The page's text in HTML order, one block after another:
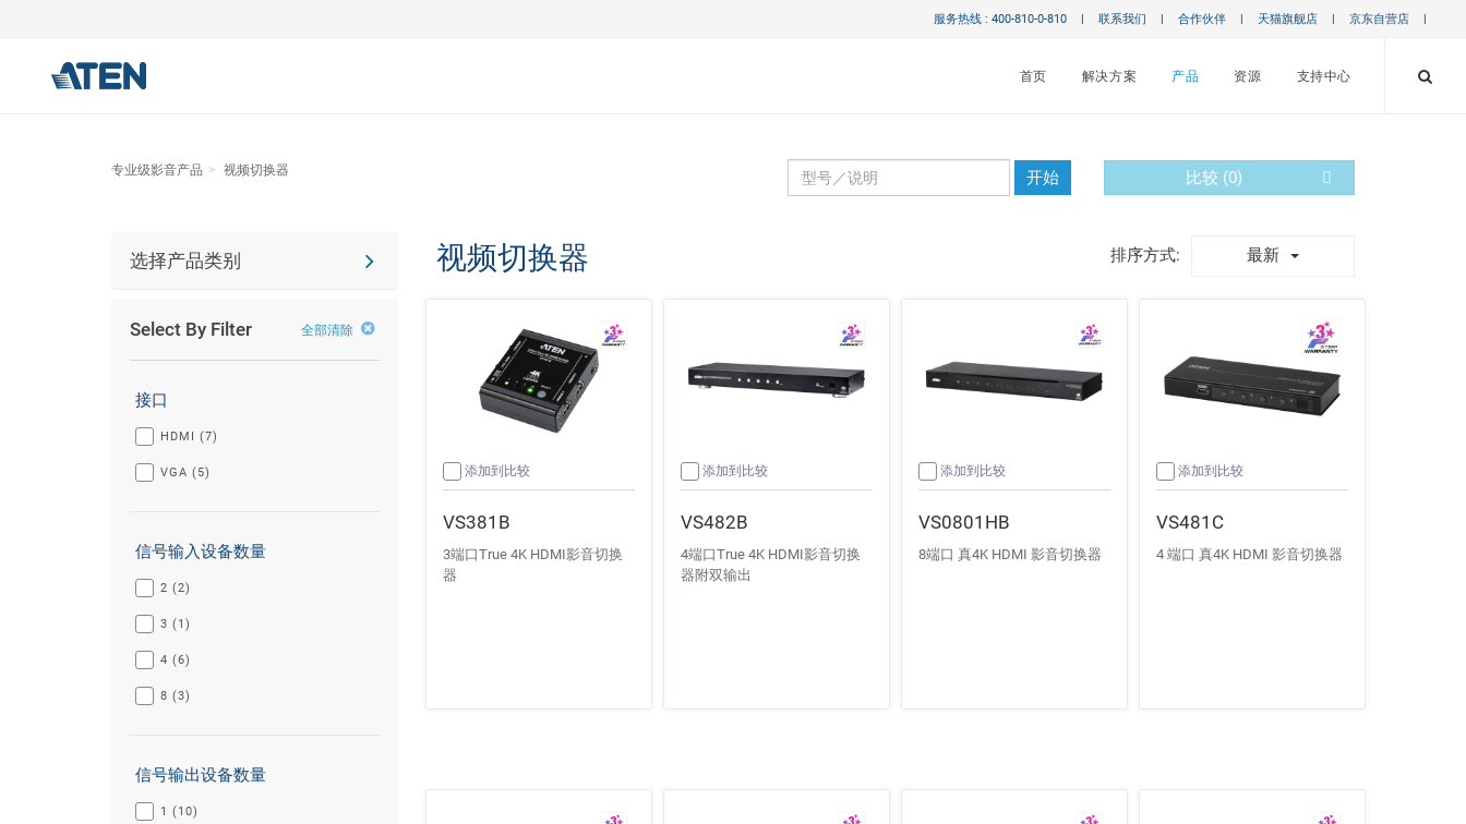
服务热线 : 400-810-0-810 | 联系我们 | 合作伙伴 | 天猫旗舰店 | 京东自营店 |
首页 解决方案 产品 资源 支持中心
专业级影音产品 视频切换器 开始 比较 (0)
选择产品类别
Select By Filter 全部清除
接口
HDMI (7)
VGA (5)
信号输入设备数量
2 (2)
3 (1)
4 (6)
8 (3)
信号输出设备数量
1 (10)
最新
排序方式:
视频切换器
添加到比较
VS381B
3端口True 4K HDMI影音切换
器
添加到比较
VS482B
4端口True 4K HDMI影音切换
器附双输出
添加到比较
VS0801HB
8端口 真4K HDMI 影音切换器
添加到比较
VS481C
4 端口 真4K HDMI 影音切换器